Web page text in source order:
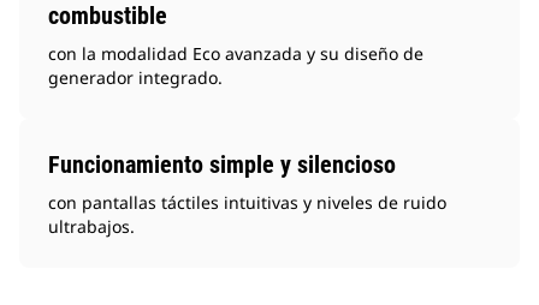
combustible
con la modalidad Eco avanzada y su diseño de
generador integrado.
Funcionamiento simple y silencioso
con pantallas táctiles intuitivas y niveles de ruido
ultrabajos.